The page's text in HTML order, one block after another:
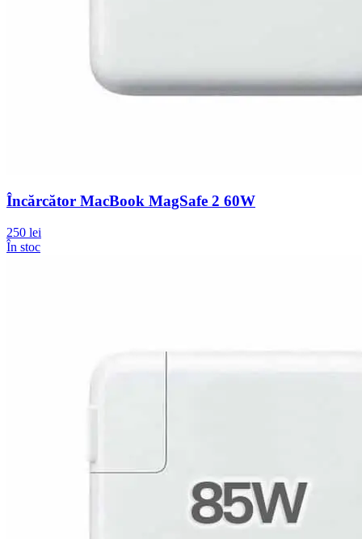
Încărcător MacBook MagSafe 2 60W
250 lei
În stoc